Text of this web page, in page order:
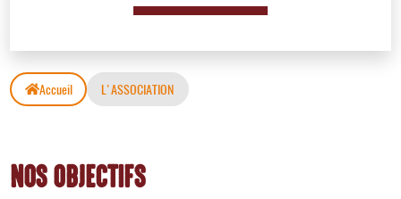
Accueil L'ASSOCIATION
NOS OBJECTIFS